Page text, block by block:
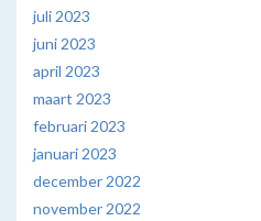
juli 2023
juni 2023
april 2023
maart 2023
februari 2023
januari 2023
december 2022
november 2022